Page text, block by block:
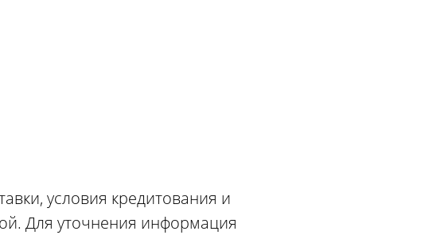
условия кредитования и
Для уточнения информация